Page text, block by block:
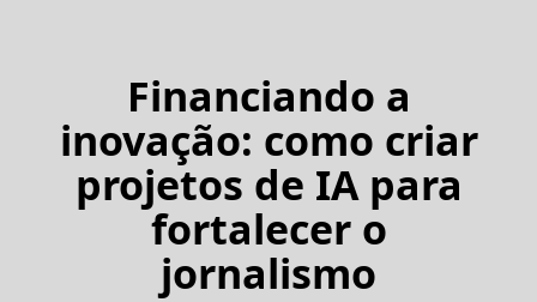
Financiando a
inovação: como criar
projetos de IA para
fortalecer o
jornalismo